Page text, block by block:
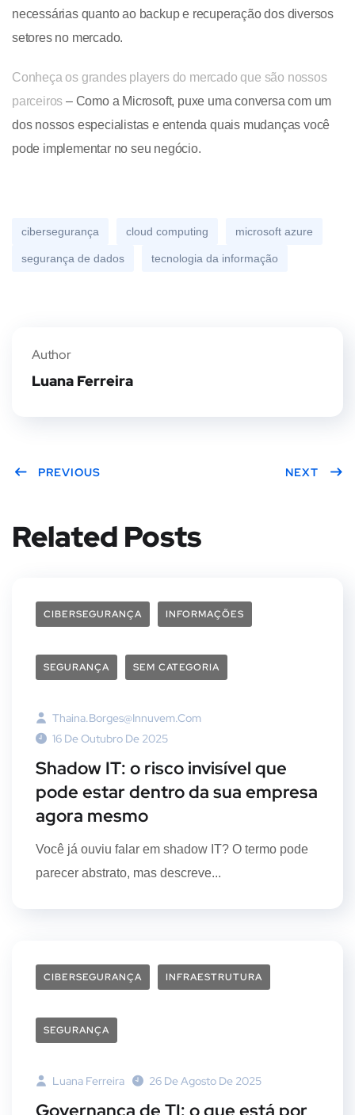
necessárias quanto ao backup e recuperação dos diversos
setores no mercado.
Conheça os grandes players do mercado que são nossos
parceiros – Como a Microsoft, puxe uma conversa com um
dos nossos especialistas e entenda quais mudanças você
pode implementar no seu negócio.
cibersegurança cloud computing microsoft azure
segurança de dados tecnologia da informação
Author
Luana Ferreira
PREVIOUS NEXT
Related Posts
CIBERSEGURANÇA INFORMAÇÕES
SEGURANÇA SEM CATEGORIA
Thaina.borges@innuvem.com
16 De Outubro De 2025
Shadow IT: o risco invisível que
pode estar dentro da sua empresa
agora mesmo
Você já ouviu falar em shadow IT? O termo pode
parecer abstrato, mas descreve...
CIBERSEGURANÇA INFRAESTRUTURA
SEGURANÇA
Luana Ferreira 26 De Agosto De 2025